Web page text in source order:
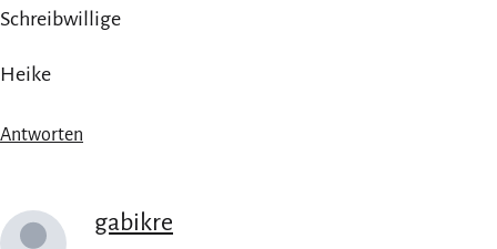
Schreibwillige
Heike
Antworten
gabikre